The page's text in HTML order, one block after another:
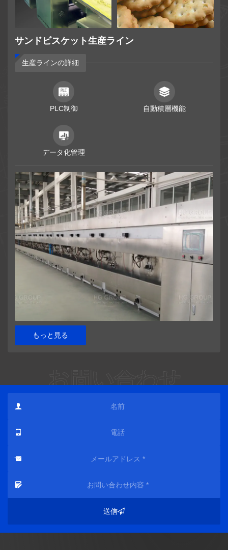
サンドビスケット生産ライン
生産ラインの詳細
PLC制御 自動積層機能
データ化管理
もっと見る
お問い合わせ
送信